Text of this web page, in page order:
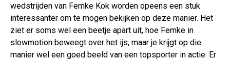
wedstrijden van Femke Kok worden opeens een stuk
interessanter om te mogen bekijken op deze manier. Het
ziet er soms wel een beetje apart uit, hoe Femke in
slowmotion beweegt over het ijs, maar je krijgt op die
manier wel een goed beeld van een topsporter in actie. Er